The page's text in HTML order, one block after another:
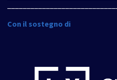
Con il sostegno di